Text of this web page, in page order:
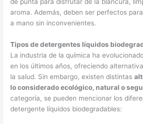
aroma. Además, deben ser perfectos
a mano sin inconvenientes.
Tipos de detergentes líquidos
La industria de la química ha
en los últimos años, ofreciendo
la salud. Sin embargo, existen distintas
lo considerado ecológico, natural o
categoría, se pueden mencionar los
detergente líquidos biodegradables: